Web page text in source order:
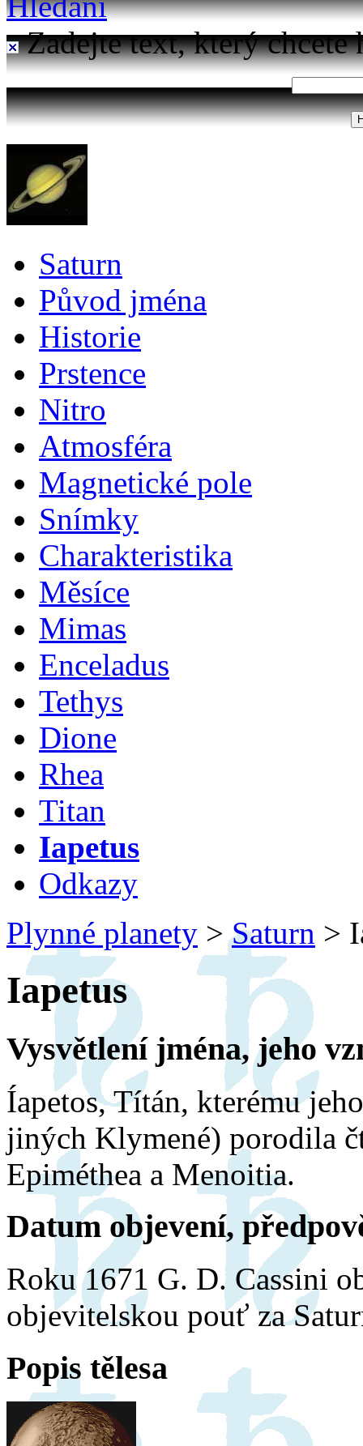
Zadejte text, který chcete
Saturn
Původ jména
Historie
Prstence
Nitro
Atmosféra
Magnetické pole
Snímky
Charakteristika
Měsíce
Mimas
Enceladus
Tethys
Dione
Rhea
Titan
Iapetus
Odkazy
Plynné planety > Saturn >
Iapetus
Vysvětlení jména, jeho
Íapetos, Títán, kterému
jiných Klymené) porodila
Epiméthea a Menoitia.
Datum objevení,
Roku 1671 G. D. Cassini
objevitelskou pouť za
Popis tělesa